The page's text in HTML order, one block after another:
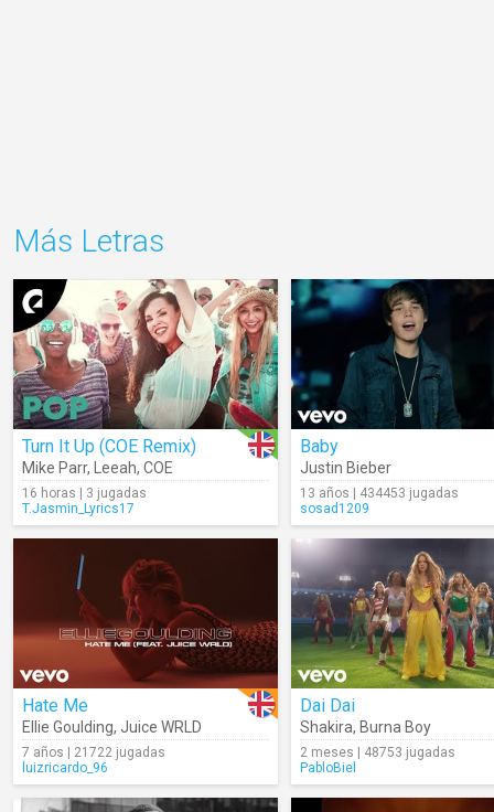
Más Letras
Turn It Up (COE Remix)
Mike Parr, Leeah, COE
16 horas | 3 jugadas
T.Jasmin_Lyrics17
Baby
Justin Bieber
13 años | 434453 jugadas
sosad1209
Hate Me
Ellie Goulding, Juice WRLD
7 años | 21722 jugadas
luizricardo_96
Dai Dai
Shakira, Burna Boy
2 meses | 48753 jugadas
PabloBiel